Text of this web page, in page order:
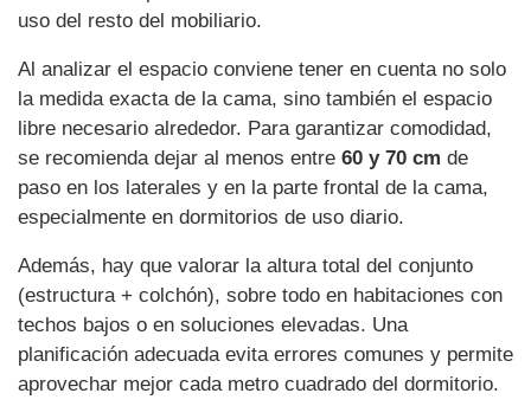
uso del resto del mobiliario.
Al analizar el espacio conviene tener en cuenta no solo
la medida exacta de la cama, sino también el espacio
libre necesario alrededor. Para garantizar comodidad,
se recomienda dejar al menos entre 60 y 70 cm de
paso en los laterales y en la parte frontal de la cama,
especialmente en dormitorios de uso diario.
Además, hay que valorar la altura total del conjunto
(estructura + colchón), sobre todo en habitaciones con
techos bajos o en soluciones elevadas. Una
planificación adecuada evita errores comunes y permite
aprovechar mejor cada metro cuadrado del dormitorio.